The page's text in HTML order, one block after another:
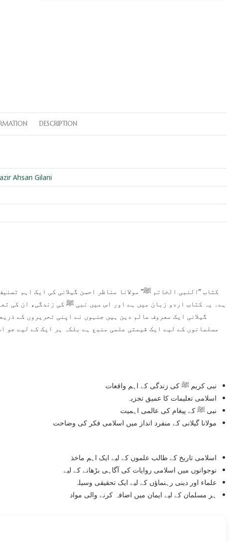
DESCRIPTION
Ahsan Gilani
کتاب “النبی الخاتم ﷺ” مولانا مناظر احسن گیلانی کی ایک اہم
ہے۔ یہ کتاب اردو زبان میں ہے اور اس میں نبی ﷺ کی زندگی، ان کی
گیلانی ایک معروف عالم دین ہیں جنہوں نے اپنی تحریروں کے
مسلمانوں کے لیے ایک قیمتی علمی منبع ہے بلکہ ہر ایک کے لیے جو
نبی کریم ﷺ کی زندگی کے اہم واقعات
اسلامی تعلیمات کا عمیق تجزیہ
نبی ﷺ کے پیغام کی عالمی اہمیت
مولانا گیلانی کے منفرد انداز میں اسلامی فکر کی وضاحت
اسلامی تاریخ کے طالب علموں کے لیے ایک اہم ماخذ
نوجوانوں میں اسلامی روایات کی آگاہی بڑھانے کے لیے
علماء اور دینی رہنماؤں کے لیے ایک تحقیقی وسیلہ
ہر مسلمان کے لیے ایمان میں اضافہ کرنے والی مواد